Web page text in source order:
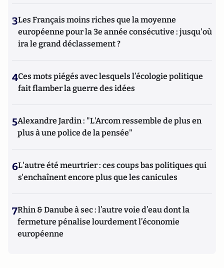
3Les Français moins riches que la moyenne
européenne pour la 3e année consécutive : jusqu'où
ira le grand déclassement ?
4Ces mots piégés avec lesquels l’écologie politique
fait flamber la guerre des idées
5Alexandre Jardin : "L'Arcom ressemble de plus en
plus à une police de la pensée"
6L'autre été meurtrier : ces coups bas politiques qui
s'enchaînent encore plus que les canicules
7Rhin & Danube à sec : l’autre voie d’eau dont la
fermeture pénalise lourdement l’économie
européenne